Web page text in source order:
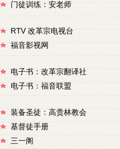
门徒训练：安老师
RTV 改革宗电视台
福音影视网
电子书：改革宗翻译社
电子书：福音联盟
装备圣徒：高贵林教会
基督徒手册
三一阁